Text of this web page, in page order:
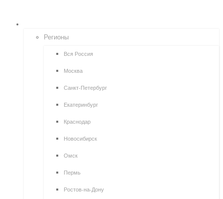
Регионы
Вся Россия
Москва
Санкт-Петербург
Екатеринбург
Краснодар
Новосибирск
Омск
Пермь
Ростов-на-Дону